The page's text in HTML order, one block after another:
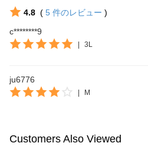
4.8 ( 5 件のレビュー )
c********9
3L
ju6776
M
Customers Also Viewed